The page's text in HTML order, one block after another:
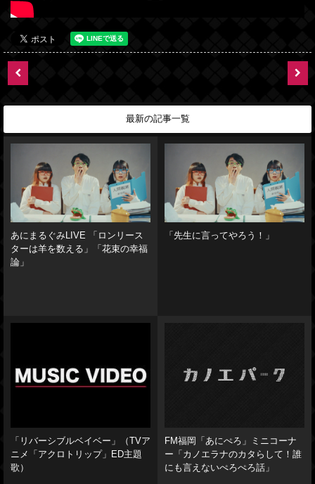
最新の記事一覧
あにまるぐみLIVE 「ロンリース
ターは羊を数える」「花束の幸福
論」
「先生に言ってやろう！」
「リバーシブルベイベー」（TVア
ニメ「アクロトリップ」ED主題
歌）
FM福岡「あにぺろ」ミニコーナ
ー「カノエラナのカタらして！誰
にも言えないぺろぺろ話」